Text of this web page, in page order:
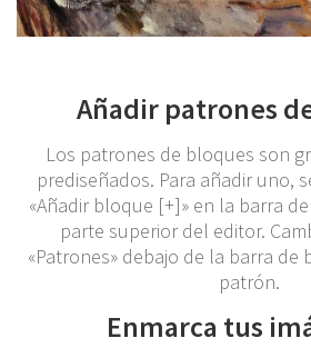
Añadir patrones
Los patrones de bloques son
prediseñados. Para añadir uno,
«Añadir bloque [+]» en la barra
parte superior del editor.
«Patrones» debajo de la barra de
patrón.
Enmarca tus